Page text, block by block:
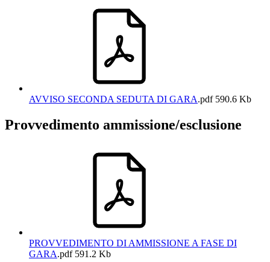
AVVISO SECONDA SEDUTA DI GARA.pdf590.6 Kb
Provvedimento ammissione/esclusione
PROVVEDIMENTO DI AMMISSIONE A FASE DI
GARA.pdf591.2 Kb